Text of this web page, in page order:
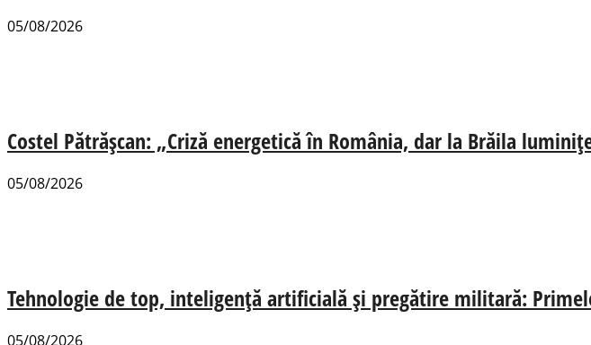
05/08/2026
Costel Pătrășcan: „Criză energetică în România, dar la Brăila
05/08/2026
Tehnologie de top, inteligență artificială și pregătire militară:
05/08/2026